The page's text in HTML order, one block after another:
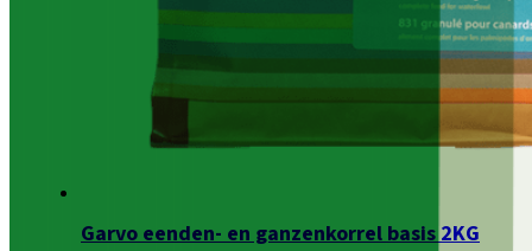
Garvo eenden- en ganzenkorrel basis 2KG